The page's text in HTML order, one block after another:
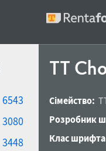
6543
3080
3448
TT
Сімейство:
Розробник
Клас